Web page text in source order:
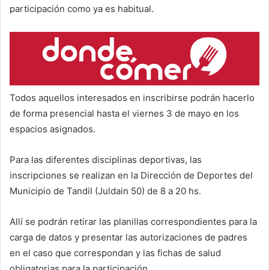
participación como ya es habitual.
Todos aquellos interesados en inscribirse podrán hacerlo
de forma presencial hasta el viernes 3 de mayo en los
espacios asignados.
Para las diferentes disciplinas deportivas, las
inscripciones se realizan en la Dirección de Deportes del
Municipio de Tandil (Juldain 50) de 8 a 20 hs.
Allí se podrán retirar las planillas correspondientes para la
carga de datos y presentar las autorizaciones de padres
en el caso que correspondan y las fichas de salud